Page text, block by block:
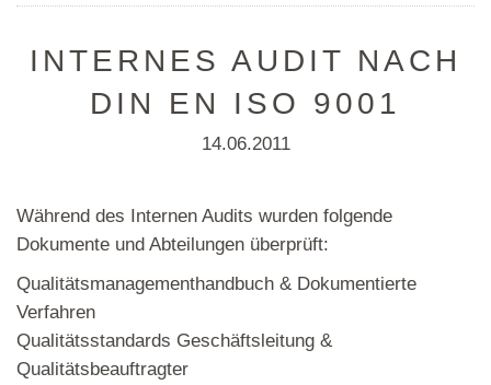
INTERNES AUDIT NACH
DIN EN ISO 9001
14.06.2011
Während des Internen Audits wurden folgende
Dokumente und Abteilungen überprüft:
Qualitätsmanagementhandbuch & Dokumentierte
Verfahren
Qualitätsstandards Geschäftsleitung &
Qualitätsbeauftragter